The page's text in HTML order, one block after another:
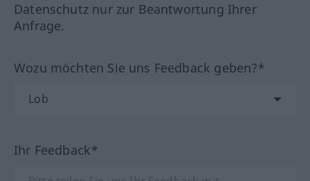
Datenschutz nur zur Beantwortung Ihrer
Anfrage.
Wozu möchten Sie uns Feedback geben?*
Ihr Feedback*